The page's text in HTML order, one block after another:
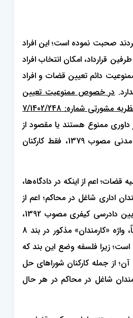
صحبت نموده است؛ این افراد
تراضی طرفین قرارداد، امکان انتخاب افراد
دائم تعیین قضات و افراد
در خصوص ممنوعیت تعیین
قضات و کارمندان شاغل در محاکم قضایی به عنوان داور حتی با توافق طرفین، اداره کل حقوقی قوه قشاییه در نظریه مشورتی شماره: 7/1402/248
داوری ممنوع هستند یا مقصود از
کارکنان شاغل در محاکم قضایی مندرج در ماده 470 قانون آیین دادرسی دادگاه‌های عمومی و انقلاب در امور مدنی مصوب 1379، فقط کارکنان
به صراحت ماده 470 قانون آیین دادرسی دادگاه‌های عمومی و انقلاب در امور مدنی مصوب 1379، کلیه قضات؛ اعم از اینکه در دادگاه‌ها،
اداری شاغل در محاکم؛ اعم از
بدوی و تجدیدنظر و نیز دادسراهای عمومی و انقلاب و دادسراهای نظامی، با لحاظ اینکه طبق ماده 22 قانون آیین دادرسی کیفری مصوب 1392،
دادسرا در معیت دادگاه تشکیل می‌شود، از داوری در پرونده‌ها ممنوع هستند؛ هرچند با تراضی طرفین باشد. ثانیاً، واژه «کارمندان» مذکور در بند 8
مصوب 1379 در معنای اعم آن به کار رفته است؛ زیرا فلسفه وضع این بند که
از جمله کارکنان شوراهای حل
شاغل در محاکم در هر حال